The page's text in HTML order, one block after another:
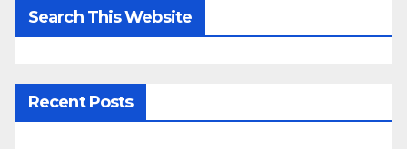
Search This Website
Recent Posts